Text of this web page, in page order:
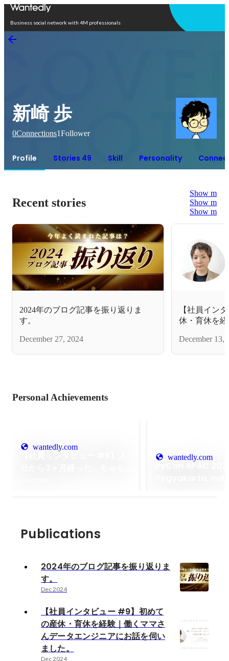
Business social network with 4M professionals
新崎 歩
0Connections1Follower
Profile Stories 49 Skill Personality
Recent stories
Show more
Show more
Show more
2024年のブログ記事を振り返りま
す。
December 27, 2024
【社員イン
休・育休を
December 13,
Personal Achievements
wantedly.com
wantedly.com
Publications
2024年のブログ記事を振り返りま
す。
Dec 2024
【社員インタビュー #9】初めて
の産休・育休を経験｜働くママさ
んデータエンジニアにお話を伺い
ました。
Dec 2024